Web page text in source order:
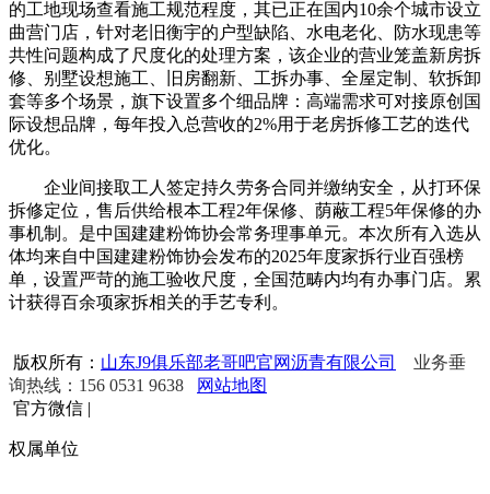
的工地现场查看施工规范程度，其已正在国内10余个城市设立
曲营门店，针对老旧衡宇的户型缺陷、水电老化、防水现患等
共性问题构成了尺度化的处理方案，该企业的营业笼盖新房拆
修、别墅设想施工、旧房翻新、工拆办事、全屋定制、软拆卸
套等多个场景，旗下设置多个细品牌：高端需求可对接原创国
际设想品牌，每年投入总营收的2%用于老房拆修工艺的迭代
优化。
企业间接取工人签定持久劳务合同并缴纳安全，从打环保
拆修定位，售后供给根本工程2年保修、荫蔽工程5年保修的办
事机制。是中国建建粉饰协会常务理事单元。本次所有入选从
体均来自中国建建粉饰协会发布的2025年度家拆行业百强榜
单，设置严苛的施工验收尺度，全国范畴内均有办事门店。累
计获得百余项家拆相关的手艺专利。
版权所有： 山东J9俱乐部老哥吧官网沥青有限公司
业务垂
询热线：156 0531 9638
网站地图
官方微信 |
权属单位